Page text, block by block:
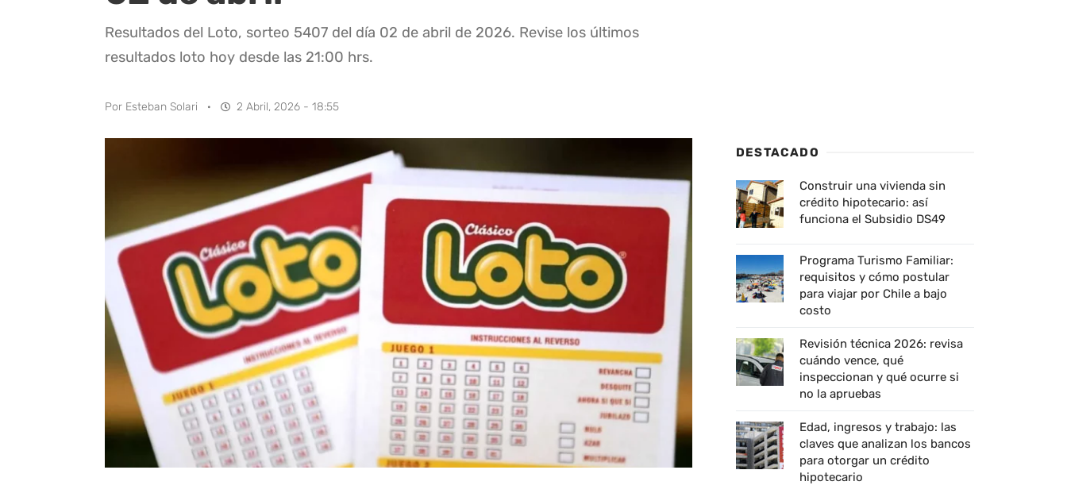
Resultados del Loto, sorteo 5407 del día 02 de abril de 2026. Revise los últimos
resultados loto hoy desde las 21:00 hrs.
Por Esteban Solari · 2 Abril, 2026 - 18:55
DESTACADO
Construir una vivienda sin
crédito hipotecario: así
funciona el Subsidio DS49
Programa Turismo Familiar:
requisitos y cómo postular
para viajar por Chile a bajo
costo
Revisión técnica 2026: revisa
cuándo vence, qué
inspeccionan y qué ocurre si
no la apruebas
Edad, ingresos y trabajo: las
claves que analizan los bancos
para otorgar un crédito
hipotecario